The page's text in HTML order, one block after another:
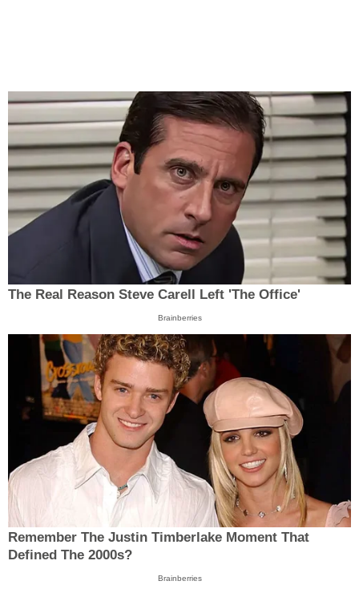
The Real Reason Steve Carell Left 'The Office'
Brainberries
Remember The Justin Timberlake Moment That
Defined The 2000s?
Brainberries